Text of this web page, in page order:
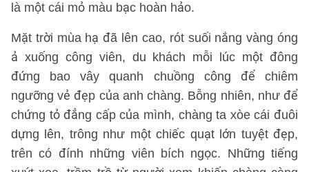
là một cái mỏ màu bạc hoàn hảo.
Mặt trời mùa hạ đã lên cao, rót suối nắng vàng óng
ả xuống công viên, du khách mỗi lúc một đông
đứng bao vây quanh chuồng công để chiêm
ngưỡng vẻ đẹp của anh chàng. Bỗng nhiên, như để
chứng tỏ đẳng cấp của mình, chàng ta xòe cái đuôi
dựng lên, trông như một chiếc quạt lớn tuyệt đẹp,
trên có đính những viên bích ngọc. Những tiếng